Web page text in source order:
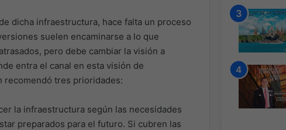
dicha infraestructura, hace falta un proceso
suelen encaminarse a lo que
pero debe cambiar la visión a
entra el canal en esta visión de
recomendó tres prioridades:
la infraestructura según las necesidades
preparados para el futuro. Si cubren las